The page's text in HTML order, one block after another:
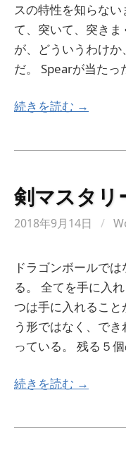
スの特性を知らな
て、突いて、突き
が、どういうわけ
だ。 Spearが当たっ
続きを読む →
剣マスタリ
2018年9月14日 /
ドラゴンボールで
る。 全てを手に入
つは手に入れるこ
う形ではなく、で
っている。 残る５
続きを読む →